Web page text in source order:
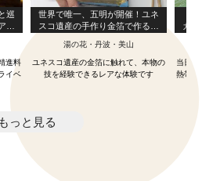
巡
ー
進料
イベ
世界で唯一、五明が開催！ユネ
スコ遺産の手作り金箔で作る金
湯の花・丹波・美山
ユネスコ遺産の金箔に触れて、本物の
技を経験できるレアな体験です
カ
★２
写
当日予
熱帯の
もっと見る